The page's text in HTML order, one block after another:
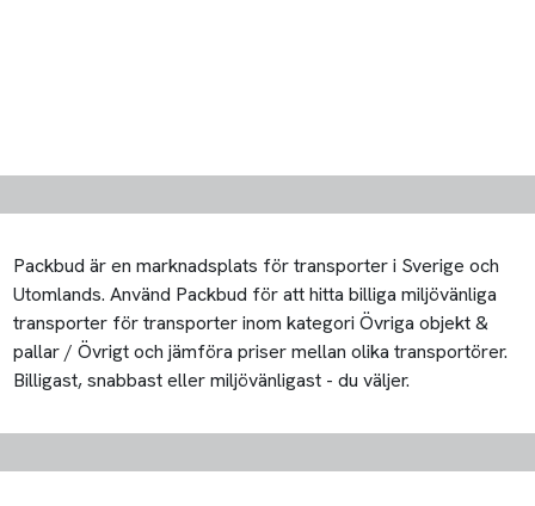
Packbud är en marknadsplats för transporter i Sverige och
Utomlands. Använd Packbud för att hitta billiga miljövänliga
transporter för transporter inom kategori Övriga objekt &
pallar / Övrigt och jämföra priser mellan olika transportörer.
Billigast, snabbast eller miljövänligast - du väljer.